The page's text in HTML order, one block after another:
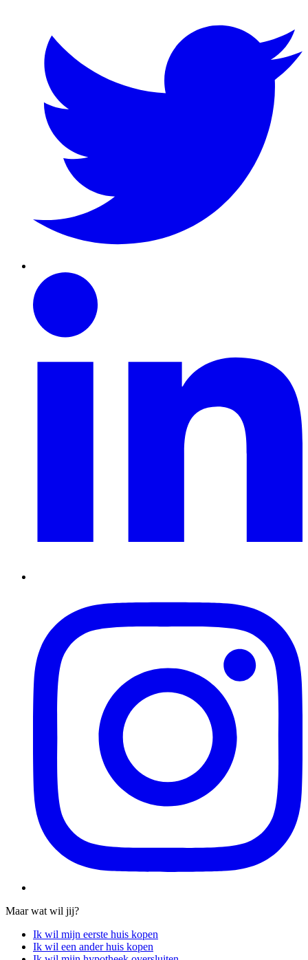
Maar wat wil jij?
Ik wil mijn eerste huis kopen
Ik wil een ander huis kopen